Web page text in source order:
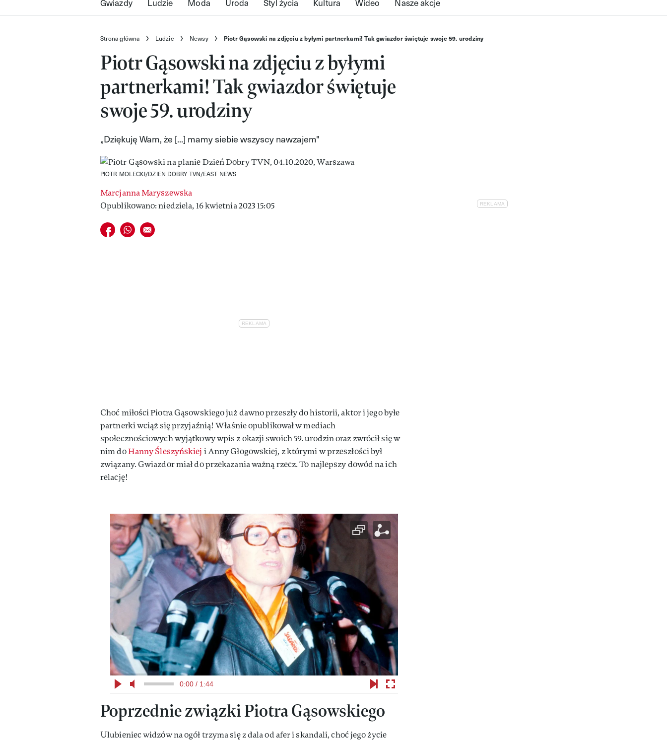
Strona główna Ludzie Newsy Piotr Gąsowski na zdjęciu z byłymi partnerkami! Tak gwiazdor świętuje swoje 59. urodziny
Piotr Gąsowski na zdjęciu z byłymi
partnerkami! Tak gwiazdor świętuje
swoje 59. urodziny
„Dziękuję Wam, że [...] mamy siebie wszyscy nawzajem"
PIOTR MOLECKI/DZIEN DOBRY TVN/EAST NEWS
Marcjanna Maryszewska
Opublikowano: niedziela, 16 kwietnia 2023 15:05
Udostępnij na facebook
Udostępnij na whatsapp
E-mail do przyjaciela
Choć miłości Piotra Gąsowskiego już dawno przeszły do historii, aktor i jego byłe
partnerki wciąż się przyjaźnią! Właśnie opublikował w mediach
społecznościowych wyjątkowy wpis z okazji swoich 59. urodzin oraz zwrócił się w
nim doHanny Śleszyńskiej i Anny Głogowskiej, z którymi w przeszłości był
związany. Gwiazdor miał do przekazania ważną rzecz. To najlepszy dowód na ich
relację!
0:00 / 1:44
Poprzednie związki Piotra Gąsowskiego
Ulubieniec widzów na ogół trzyma się z dala od afer i skandali, choć jego życie